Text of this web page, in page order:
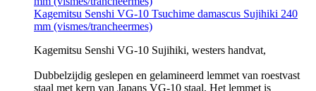
Kagemitsu Senshi VG-10 Tsuchime damascus Sujihiki 240
mm (vismes/trancheermes)
Kagemitsu Senshi VG-10 Sujihiki, westers handvat,
Dubbelzijdig geslepen en gelamineerd lemmet van roestvast
staal met kern van Japans VG-10 staal. Het lemmet is